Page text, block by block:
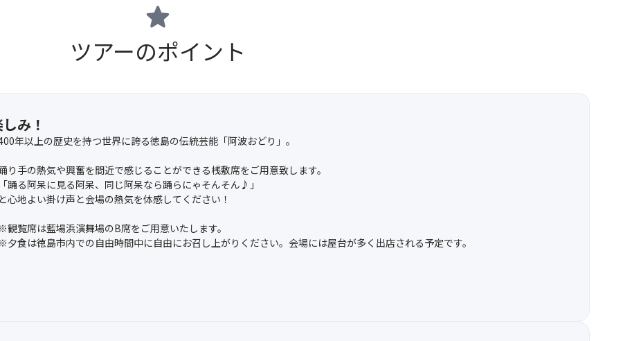
star
ツアーのポイント
み！
年以上の歴史を持つ世界に誇る徳島の伝統芸能「阿波おどり」。
り手の熱気や興奮を間近で感じることができる桟敷席をご用意致します。
「踊る阿呆に見る阿呆、同じ阿呆なら踊らにゃそんそん♪」
と心地よい掛け声と会場の熱気を体感してください！
※観覧席は藍場浜演舞場のB席をご用意いたします。
※夕食は徳島市内での自由時間中に自由にお召し上がりください。会場には屋台が多く出店される予定です。